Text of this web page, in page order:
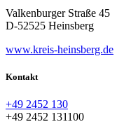
Valkenburger Straße 45
D-52525 Heinsberg
www.kreis-heinsberg.de
Kontakt
+49 2452 130
+49 2452 131100